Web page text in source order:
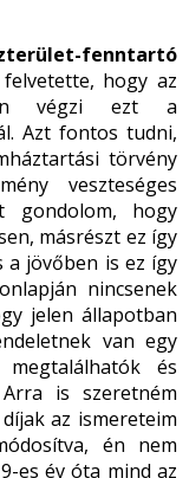
fenntartó
hogy az
végzi ezt a
Azt fontos tudni,
törvény
veszteséges
gondolom, hogy
másrészt ez így
a jövőben is ez így
nincsenek
jelen állapotban
van egy
és
is szeretném
az ismereteim
én nem
es év óta mind az